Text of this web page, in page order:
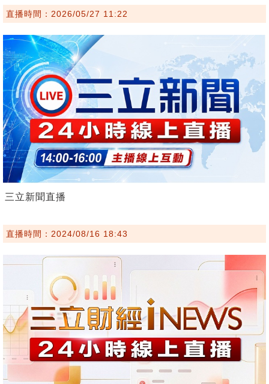
直播時間：2026/05/27 11:22
三立新聞直播
直播時間：2024/08/16 18:43